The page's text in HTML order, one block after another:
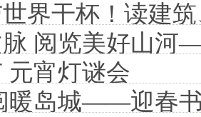
组）青岛市选
界干杯！读建
脉 阅览美好山
元宵灯谜会
暖岛城——迎春